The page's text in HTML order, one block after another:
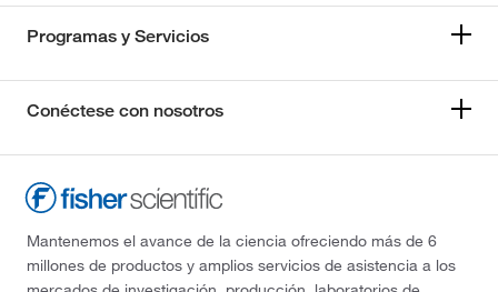
Programas y Servicios
Conéctese con nosotros
Mantenemos el avance de la ciencia ofreciendo más de 6
millones de productos y amplios servicios de asistencia a los